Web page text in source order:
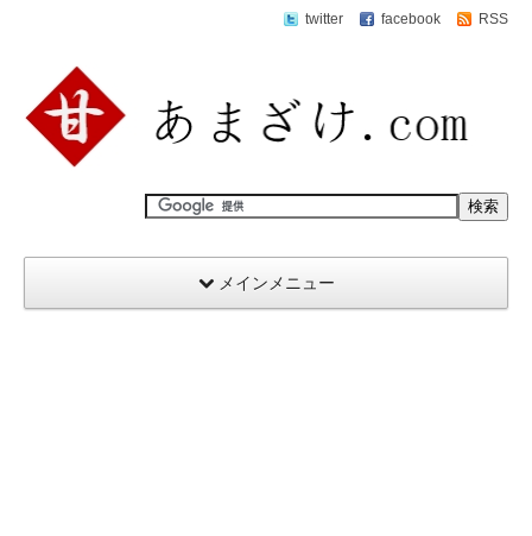
twitter facebook RSS
メインメニュー